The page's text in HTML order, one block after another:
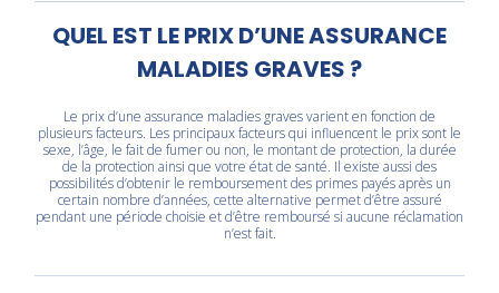
QUEL EST LE PRIX D’UNE ASSURANCE
MALADIES GRAVES ?
Le prix d’une assurance maladies graves varient en fonction de
plusieurs facteurs. Les principaux facteurs qui influencent le prix sont le
sexe, l’âge, le fait de fumer ou non, le montant de protection, la durée
de la protection ainsi que votre état de santé. Il existe aussi des
possibilités d’obtenir le remboursement des primes payés après un
certain nombre d’années, cette alternative permet d’être assuré
pendant une période choisie et d’être remboursé si aucune réclamation
n’est fait.